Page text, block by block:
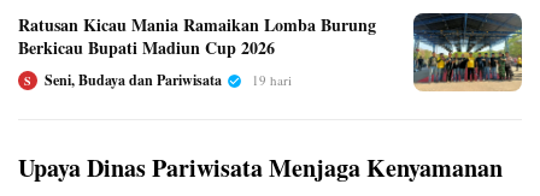
Ratusan Kicau Mania Ramaikan Lomba Burung
Berkicau Bupati Madiun Cup 2026
S Seni, Budaya dan Pariwisata 19 hari
Upaya Dinas Pariwisata Menjaga Kenyamanan